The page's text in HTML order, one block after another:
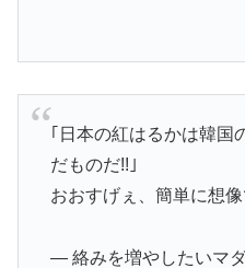
｢日本の紅はるかは韓国
だものだ!!｣
おおすげぇ、簡単に想
— 絡みを増やしたいマ